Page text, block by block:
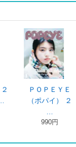
ＢＲＵＴＵＳ
（ブルータス）
890円